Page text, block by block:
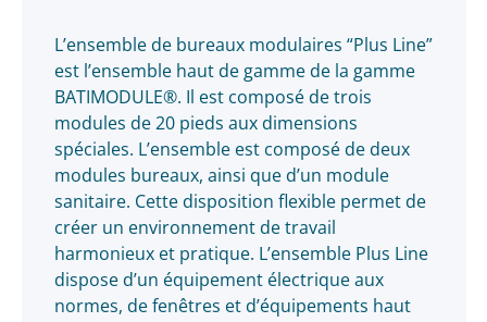
L’ensemble de bureaux modulaires “Plus Line”
est l’ensemble haut de gamme de la gamme
BATIMODULE®. Il est composé de trois
modules de 20 pieds aux dimensions
spéciales. L’ensemble est composé de deux
modules bureaux, ainsi que d’un module
sanitaire. Cette disposition flexible permet de
créer un environnement de travail
harmonieux et pratique. L’ensemble Plus Line
dispose d’un équipement électrique aux
normes, de fenêtres et d’équipements haut